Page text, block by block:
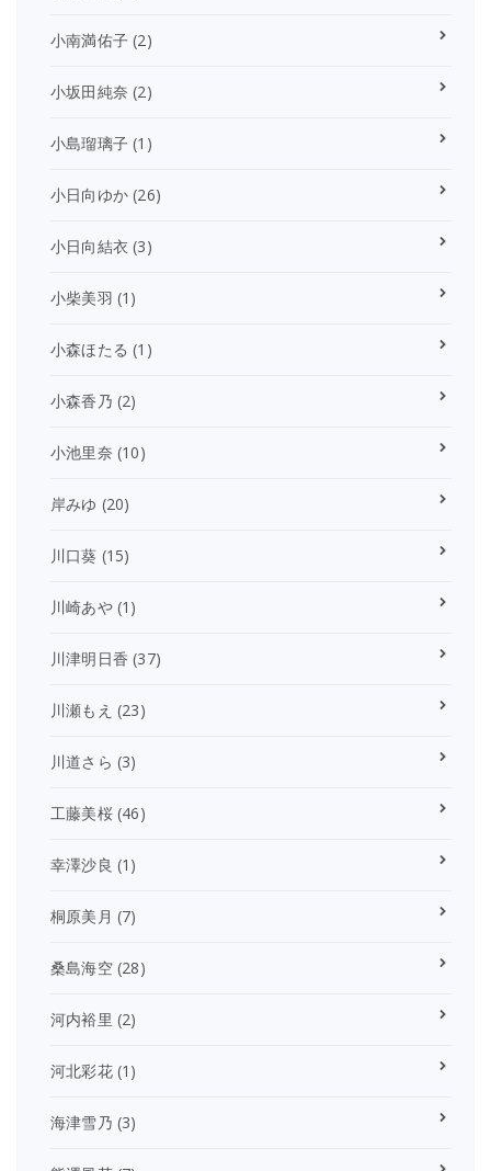
小南満佑子 (2)
小坂田純奈 (2)
小島瑠璃子 (1)
小日向ゆか (26)
小日向結衣 (3)
小柴美羽 (1)
小森ほたる (1)
小森香乃 (2)
小池里奈 (10)
岸みゆ (20)
川口葵 (15)
川崎あや(1)
川津明日香 (37)
川瀬もえ (23)
川道さら (3)
工藤美桜(46)
幸澤沙良 (1)
桐原美月 (7)
桑島海空(28)
河内裕里 (2)
河北彩花(1)
海津雪乃 (3)